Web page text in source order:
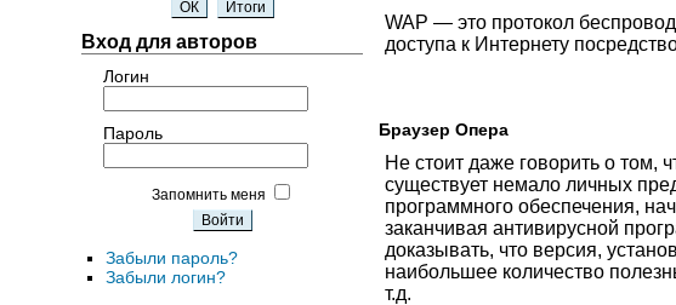
Вход для авторов
Логин
Пароль
Запомнить меня
Забыли пароль?
Забыли логин?
WAP — это протокол
доступа к Интернету
Браузер Опера
Не стоит даже говорить о том,
существует немало личных
программного обеспечения,
заканчивая антивирусной
доказывать, что версия,
наибольшее количество
т.д.